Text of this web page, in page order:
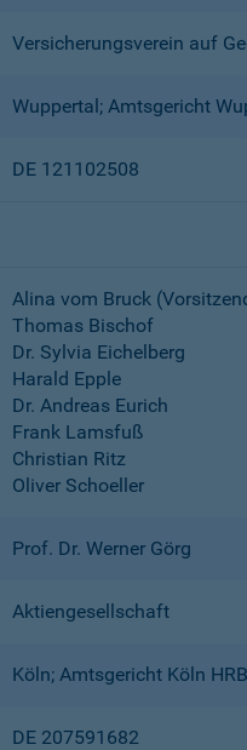
Versicherungsverein auf
Wuppertal; Amtsgericht
DE 121102508
Alina vom Bruck
Thomas Bischof
Dr. Sylvia Eichelberg
Harald Epple
Dr. Andreas Eurich
Frank Lamsfuß
Christian Ritz
Oliver Schoeller
Prof. Dr. Werner Görg
Aktiengesellschaft
Köln; Amtsgericht Köln
DE 207591682